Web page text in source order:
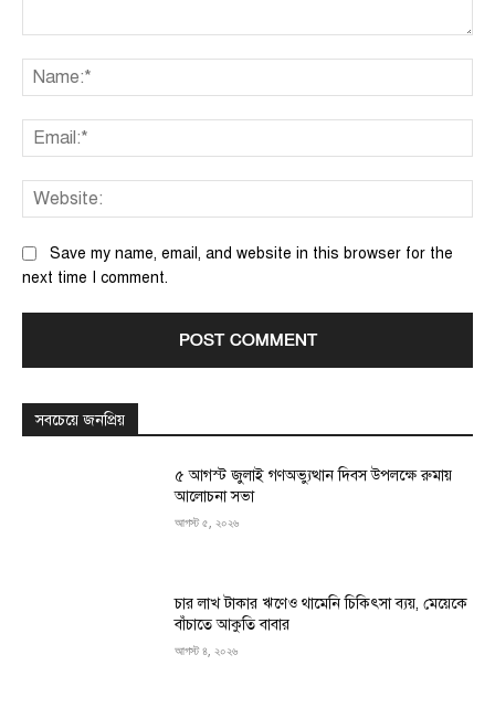
Save my name, email, and website in this browser for the
next time I comment.
সবচেয়ে জনপ্রিয়
৫ আগস্ট জুলাই গণঅভ্যুত্থান দিবস উপলক্ষে রুমায়
আলোচনা সভা
আগস্ট ৫, ২০২৬
চার লাখ টাকার ঋণেও থামেনি চিকিৎসা ব্যয়, মেয়েকে
বাঁচাতে আকুতি বাবার
আগস্ট ৪, ২০২৬